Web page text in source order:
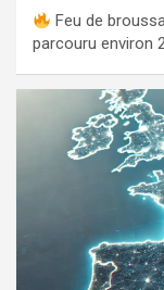
Feu de
parcouru environ